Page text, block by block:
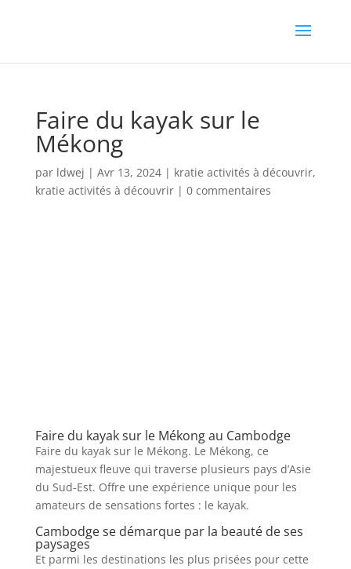
Faire du kayak sur le
Mékong
par ldwej | Avr 13, 2024| kratie activités à découvrir,
kratie activités à découvrir| 0 commentaires
Faire du kayak sur le Mékong au Cambodge
Faire du kayak sur le Mékong. Le Mékong, ce
majestueux fleuve qui traverse plusieurs pays d’Asie
du Sud-Est. Offre une expérience unique pour les
amateurs de sensations fortes : le kayak.
Cambodge se démarque par la beauté de ses
paysages
Et parmi les destinations les plus prisées pour cette